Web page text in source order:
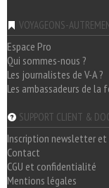
VOYAGEONS-
Espace Pro
Qui sommes-nous ?
Les journalistes de V-A ?
Les ambassadeurs de la
SUPPORT CLIENT &
Inscription newsletter
Contact
CGU et confidentialité
Mentions légales